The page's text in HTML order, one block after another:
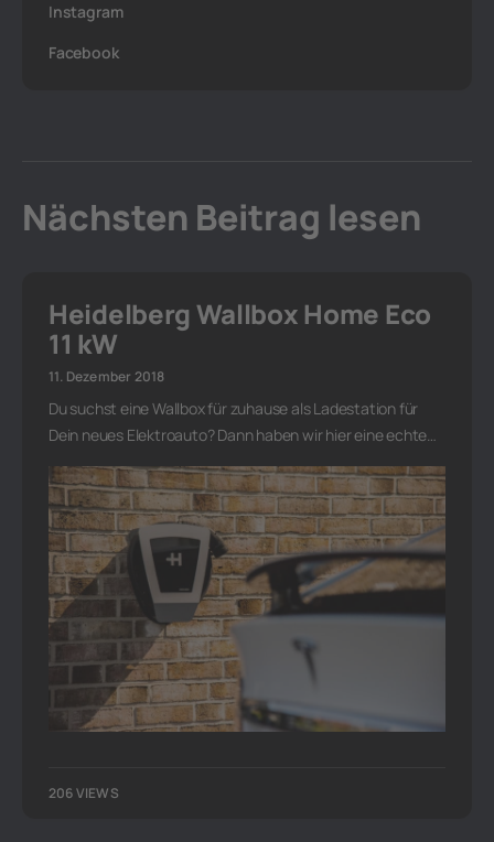
Instagram
Facebook
Nächsten Beitrag lesen
Heidelberg Wallbox Home Eco
11 kW
11. Dezember 2018
Du suchst eine Wallbox für zuhause als Ladestation für
Dein neues Elektroauto? Dann haben wir hier eine echte…
206 VIEWS